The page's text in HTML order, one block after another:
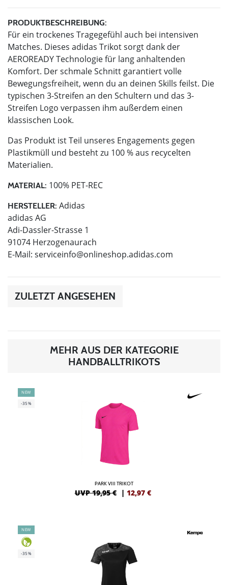
PRODUKTBESCHREIBUNG:
Für ein trockenes Tragegefühl auch bei intensiven
Matches. Dieses adidas Trikot sorgt dank der
AEROREADY Technologie für lang anhaltenden
Komfort. Der schmale Schnitt garantiert volle
Bewegungsfreiheit, wenn du an deinen Skills feilst. Die
typischen 3-Streifen an den Schultern und das 3-
Streifen Logo verpassen ihm außerdem einen
klassischen Look.
Das Produkt ist Teil unseres Engagements gegen
Plastikmüll und besteht zu 100 % aus recycelten
Materialien.
MATERIAL: 100% PET-REC
HERSTELLER: Adidas
adidas AG
Adi-Dassler-Strasse 1
91074 Herzogenaurach
E-Mail: serviceinfo@onlineshop.adidas.com
ZULETZT ANGESEHEN
MEHR AUS DER KATEGORIE
HANDBALLTRIKOTS
NEW
-35%
PARK VIII TRIKOT
UVP 19,95 € | 12,97 €
NEW
-35%